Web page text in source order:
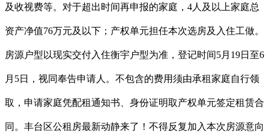
及收视费等。对于超出时间再申报的家庭，4人及以上家庭总
资产净值76万元及以下；产权单元担任本次选房及入住工做。
房源户型以现实交付入住衡宇户型为准，登记时间5月19日至6
月5日，视同奉告申请人。不包含的费用须由承租家庭自行领
取，申请家庭凭配租通知书、身份证明取产权单元签定租赁合
同。丰台区公租房最新动静来了！不得反复加入本次房源意向